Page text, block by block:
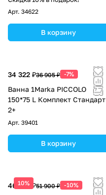
Арт. 34622
В корзину
34 322 ₽36 905 ₽ -7%
Ванна 1Marka PICCOLO
150*75 L Комплект Стандарт
2+
Арт. 39401
В корзину
10%
46 710 ₽51 900 ₽ -10%